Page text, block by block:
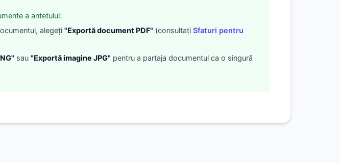
a antetului:
alegeți "Exportă document PDF" (consultați Sfaturi pentru
sau "Exportă imagine JPG" pentru a partaja documentul ca o singură